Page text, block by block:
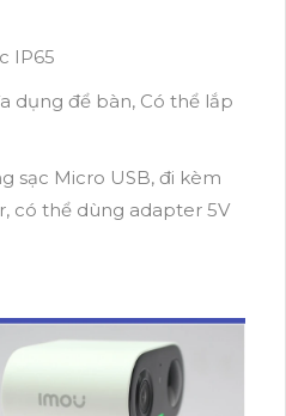
IP65
dụng để bàn, Có thể lắp
sạc Micro USB, đi kèm
có thể dùng adapter 5V